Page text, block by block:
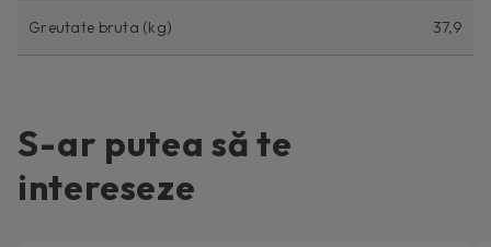
Greutate bruta (kg) 37,9
S-ar putea să te
intereseze